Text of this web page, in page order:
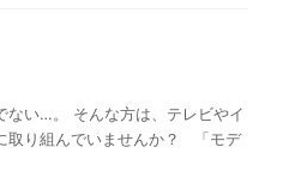
ない…。 そんな方は、テレビやイ
取り組んでいませんか？ 「モデ